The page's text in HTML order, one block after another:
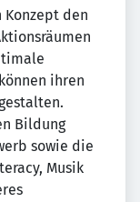
den
ihren
Bildung
sowie die
Musik